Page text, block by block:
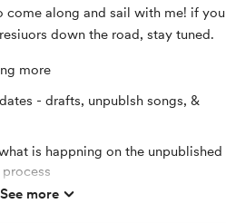
come along and sail with me! if you
down the road, stay tuned.
more
- drafts, unpublsh songs, &
is happning on the unpublished
See more